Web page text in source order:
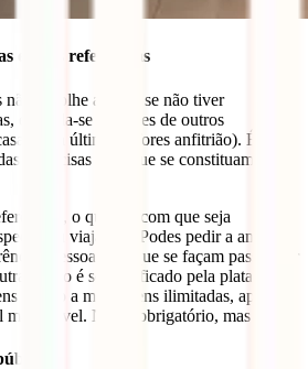
e mais referências
não escolhe a outra se não tiver
entenda-se opiniões de outros
(esta última se fores anfitrião). É
e precisas para que se constituam o
o que faz com que seja
ou viajantes. Podes pedir a amigos
pessoais ou que se façam passar por
opção é ser verificado pela plataforma,
direito a mensagens ilimitadas, apoio
mais fiável. Não é obrigatório, mas ajuda!